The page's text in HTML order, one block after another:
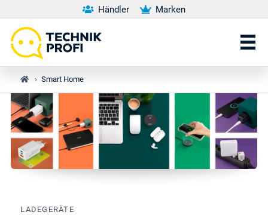
Händler Marken
› Smart Home
LADEGERÄTE